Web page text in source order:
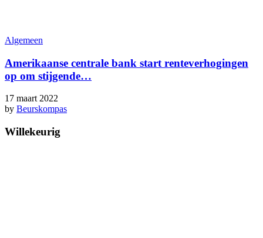
Algemeen
Amerikaanse centrale bank start renteverhogingen
op om stijgende…
17 maart 2022
by Beurskompas
Willekeurig